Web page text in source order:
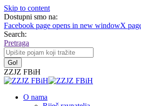
Skip to content
Dostupni smo na:
Facebook page opens in new windowX
Search:
Pretraga
ZZJZ FBiH
O nama